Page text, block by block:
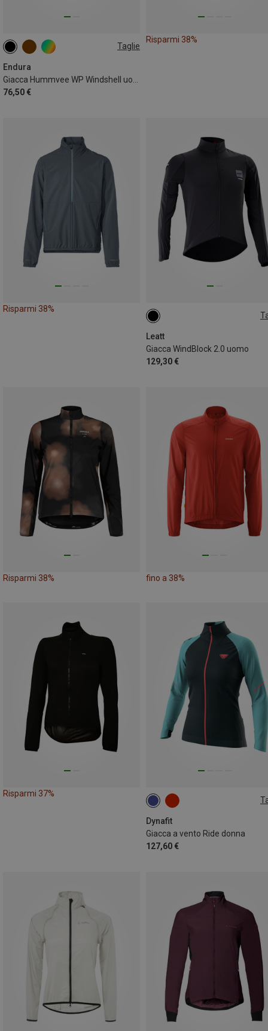
Taglie
Endura
76,50 €
S L XL
Risparmi 38%
Risparmi 38%
Leatt
Giacca WindBlock 2.0 uomo
129,30 €
S
Risparmi 38% fino a 38%
Risparmi 37%
Dynafit
Giacca a vento Ride donna
127,60 €
XS S